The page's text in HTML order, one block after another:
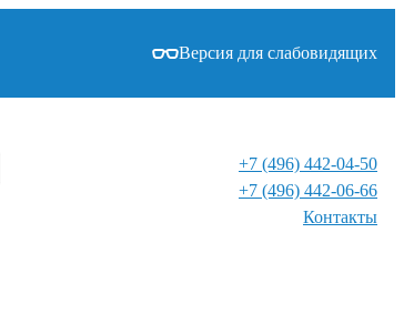
Версия для слабовидящих
+7 (496) 442-04-50
+7 (496) 442-06-66
Контакты⁠